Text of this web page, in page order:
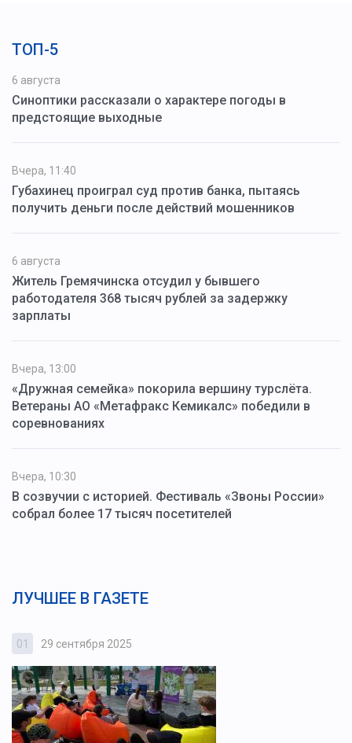
ТОП-5
6 августа
Синоптики рассказали о характере погоды в
предстоящие выходные
Вчера, 11:40
Губахинец проиграл суд против банка, пытаясь
получить деньги после действий мошенников
6 августа
Житель Гремячинска отсудил у бывшего
работодателя 368 тысяч рублей за задержку
зарплаты
Вчера, 13:00
«Дружная семейка» покорила вершину турслёта.
Ветераны АО «Метафракс Кемикалс» победили в
соревнованиях
Вчера, 10:30
В созвучии с историей. Фестиваль «Звоны России»
собрал более 17 тысяч посетителей
ЛУЧШЕЕ В ГАЗЕТЕ
01 29 сентября 2025